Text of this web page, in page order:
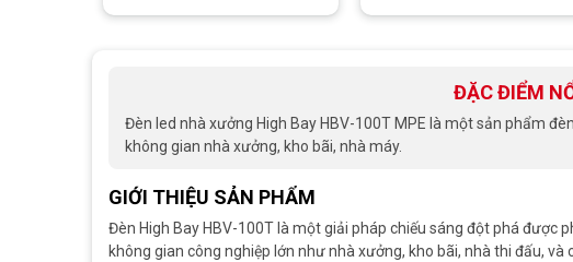
ĐẶC ĐIỂM
Đèn led nhà xưởng High Bay HBV-100T MPE là một sản phẩm
không gian nhà xưởng, kho bãi, nhà máy.
GIỚI THIỆU SẢN PHẨM
Đèn High Bay HBV-100T là một giải pháp chiếu sáng đột phá được
không gian công nghiệp lớn như nhà xưởng, kho bãi, nhà thi đấu,